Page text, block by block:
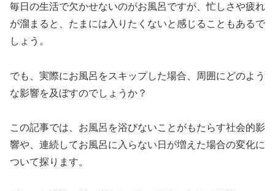
毎日の生活で欠かせないのがお風呂ですが、忙しさや疲れ
が溜まると、たまには入りたくないと感じることもあるで
しょう。
でも、実際にお風呂をスキップした場合、周囲にどのよう
な影響を及ぼすのでしょうか？
この記事では、お風呂を浴びないことがもたらす社会的影
響や、連続してお風呂に入らない日が増えた場合の変化に
ついて探ります。